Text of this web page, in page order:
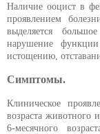
Наличие ооцист в
проявлением
выделяется
нарушение
истощению,
Симптомы.
Клиническое
возраста животного
6-месячного